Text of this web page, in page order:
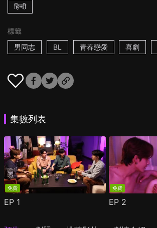
हिन्दी
標籤
男同志
BL 青春戀愛 喜劇
集數列表
免費
EP 1
免費
EP 2